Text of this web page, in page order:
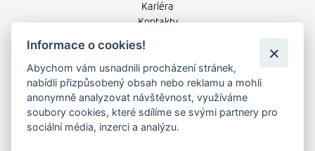
Kariéra
Kontakty
FAKTURAČNÍ ADRESA
Družstevní 1394/12
Praha 4 - Nusle, 140 00
IČO: 28404009
DIČ: CZ28404009
Informace o cookies!
Abychom vám usnadnili procházení stránek,
nabídli přizpůsobený obsah nebo reklamu a mohli
anonymně analyzovat návštěvnost, využíváme
soubory cookies, které sdílíme se svými partnery pro
sociální média, inzerci a analýzu.